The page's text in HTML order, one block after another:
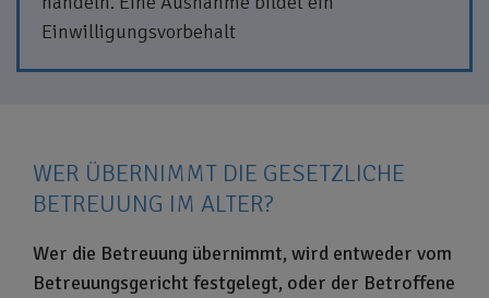
Einwilligungsvorbehalt
WER ÜBERNIMMT DIE GESETZLICHE
BETREUUNG IM ALTER?
Wer die Betreuung übernimmt, wird entweder vom
Betreuungsgericht festgelegt, oder der Betroffene